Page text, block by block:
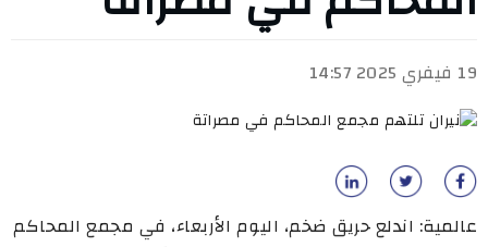
19 فيفري 2025 14:57
عالمية: اندلع حريق ضخم، اليوم الأربعاء، في مجمع المحاكم